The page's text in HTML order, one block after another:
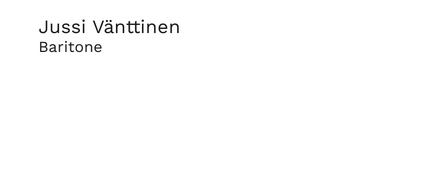
Jussi Vänttinen
Baritone